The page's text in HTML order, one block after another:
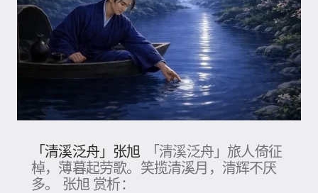
「清溪泛舟」张旭
「清溪泛舟」旅人倚征
棹，薄暮起劳歌。笑揽清溪月，清辉不厌
多。 张旭 赏析：